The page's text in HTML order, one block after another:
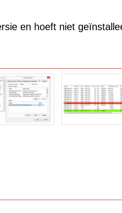
en hoeft niet